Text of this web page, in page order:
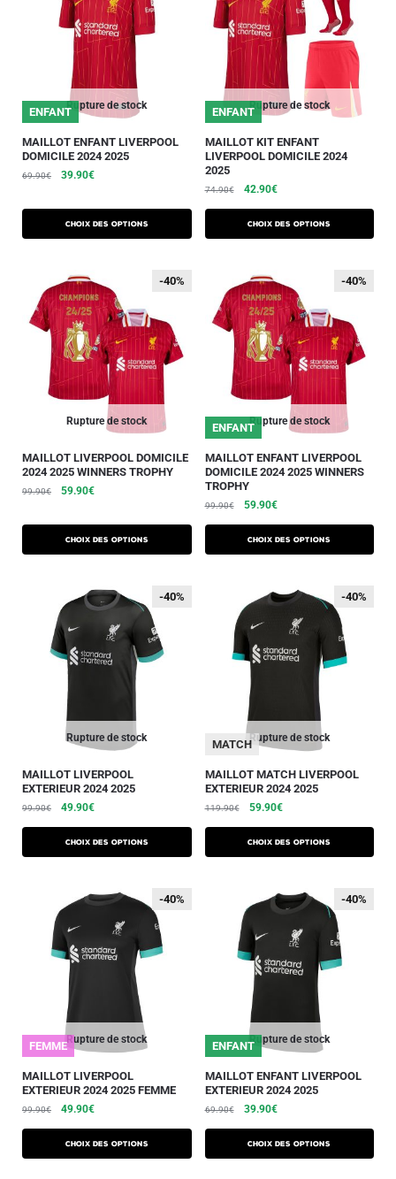
Rupture de stock
ENFANT
MAILLOT ENFANT LIVERPOOL
DOMICILE 2024 2025
69.90€ 39.90€
Choix des options
Rupture de stock
ENFANT
MAILLOT KIT ENFANT
LIVERPOOL DOMICILE 2024
2025
74.90€ 42.90€
Choix des options
Rupture de stock
-40%
-40%
MAILLOT LIVERPOOL DOMICILE
2024 2025 WINNERS TROPHY
99.90€ 59.90€
Choix des options
Rupture de stock
-40%
ENFANT
-40%
MAILLOT ENFANT LIVERPOOL
DOMICILE 2024 2025 WINNERS
TROPHY
99.90€ 59.90€
Choix des options
Rupture de stock
-40%
-40%
MAILLOT LIVERPOOL
EXTERIEUR 2024 2025
99.90€ 49.90€
Choix des options
Rupture de stock
-40%
-40%
MATCH
MAILLOT MATCH LIVERPOOL
EXTERIEUR 2024 2025
119.90€ 59.90€
Choix des options
Rupture de stock
-40%
FEMME
-40%
MAILLOT LIVERPOOL
EXTERIEUR 2024 2025 FEMME
99.90€ 49.90€
Choix des options
Rupture de stock
-40%
ENFANT
-40%
MAILLOT ENFANT LIVERPOOL
EXTERIEUR 2024 2025
69.90€ 39.90€
Choix des options